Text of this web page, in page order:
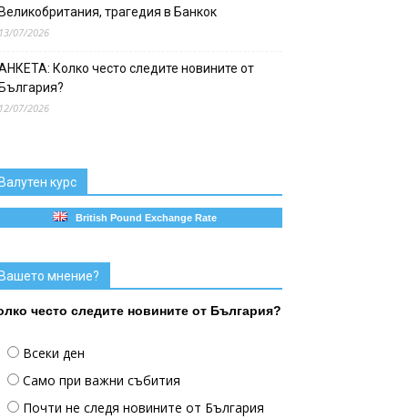
трагедия в Банкок
07/2026
Колко често следите новините от
07/2026
курс
British Pound Exchange Rate
мнение?
често следите новините от България?
Всеки ден
Само при важни събития
Почти не следя новините от България